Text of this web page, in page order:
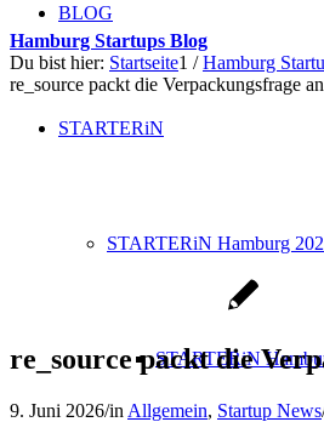
BLOG
STARTERiN
STARTERiN Hamburg
STARTERiN
Hamburg Startups Blog
Du bist hier: Startseite1 / Hamburg
re_source packt die Verpackungsfrage an
re_source packt die
9. Juni 2026/in Allgemein, Startup News